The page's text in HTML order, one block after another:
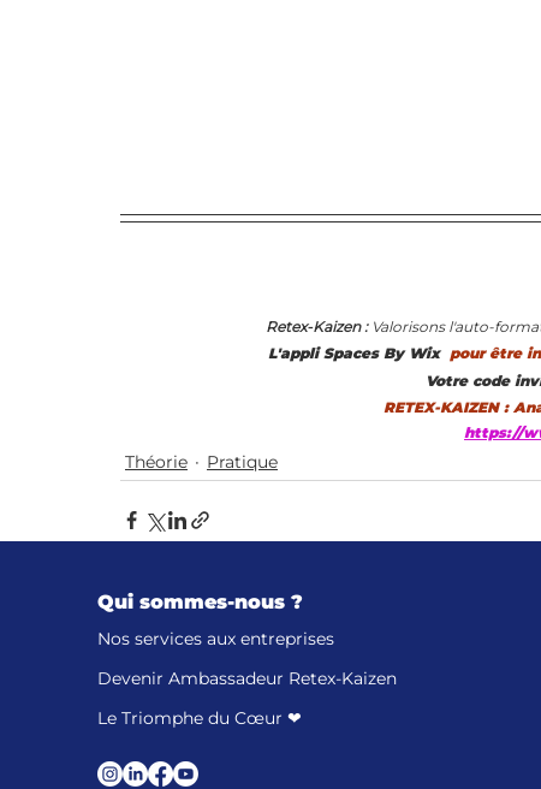
Retex-Kaizen : Valorisons l'auto-
L'appli Spaces By Wix pour être
Votre code
RETEX-KAIZEN :
https://
Théorie Pratique
Posts récentsQui sommes-nous ?
Nos services aux entreprises
Devenir Ambassadeur Retex-Kaizen
Le Triomphe du Cœur ❤